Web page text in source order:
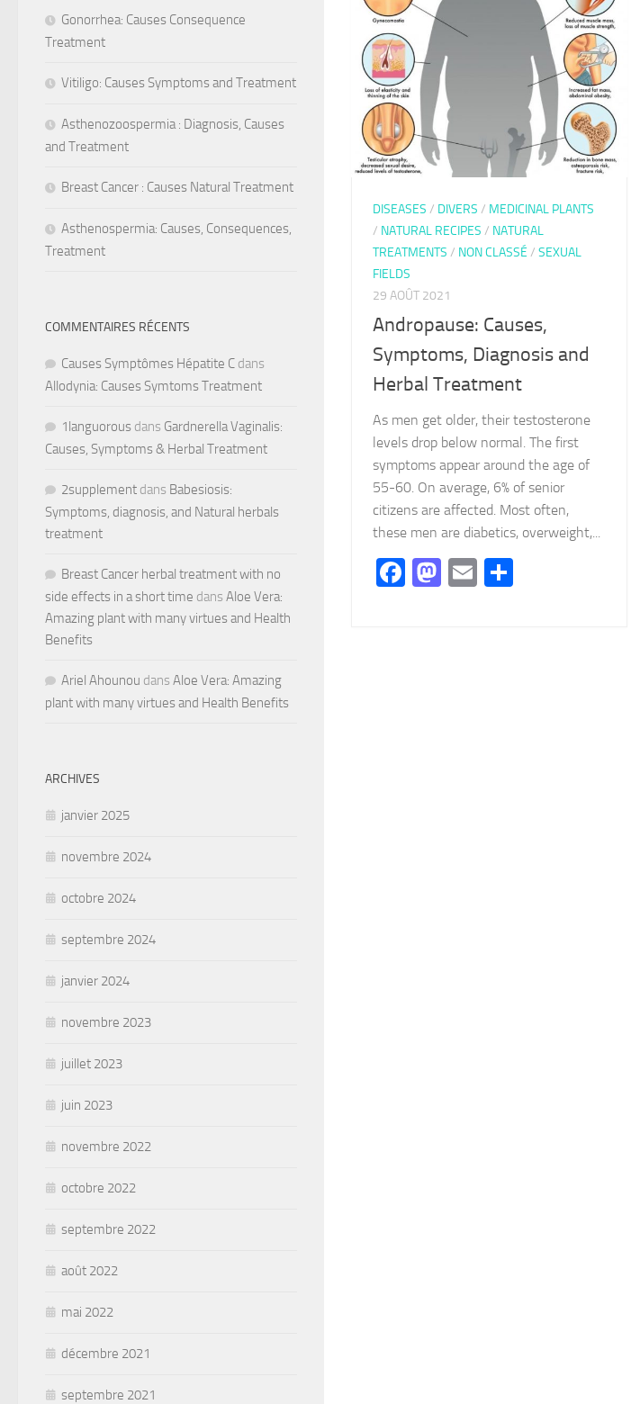
DISEASES / DIVERS / MEDICINAL PLANTS
/ NATURAL RECIPES / NATURAL
TREATMENTS / NON CLASSÉ / SEXUAL
FIELDS
29 AOÛT 2021
Andropause: Causes,
Symptoms, Diagnosis and
Herbal Treatment
As men get older, their testosterone
levels drop below normal. The first
symptoms appear around the age of
55-60. On average, 6% of senior
citizens are affected. Most often,
these men are diabetics, overweight,...
Facebook
Mastodon
Email
Gonorrhea: Causes Consequence
Treatment
Vitiligo: Causes Symptoms and Treatment
Asthenozoospermia : Diagnosis, Causes
and Treatment
Breast Cancer : Causes Natural Treatment
Asthenospermia: Causes, Consequences,
Treatment
COMMENTAIRES RÉCENTS
Causes Symptômes Hépatite C dans
Allodynia: Causes Symtoms Treatment
1languorous dans Gardnerella Vaginalis:
Causes, Symptoms & Herbal Treatment
2supplement dans Babesiosis:
Symptoms, diagnosis, and Natural herbals
treatment
Breast Cancer herbal treatment with no
side effects in a short time dans Aloe Vera:
Amazing plant with many virtues and Health
Benefits
Ariel Ahounou dans Aloe Vera: Amazing
plant with many virtues and Health Benefits
ARCHIVES
janvier 2025
novembre 2024
octobre 2024
septembre 2024
janvier 2024
novembre 2023
juillet 2023
juin 2023
novembre 2022
octobre 2022
septembre 2022
août 2022
mai 2022
décembre 2021
septembre 2021